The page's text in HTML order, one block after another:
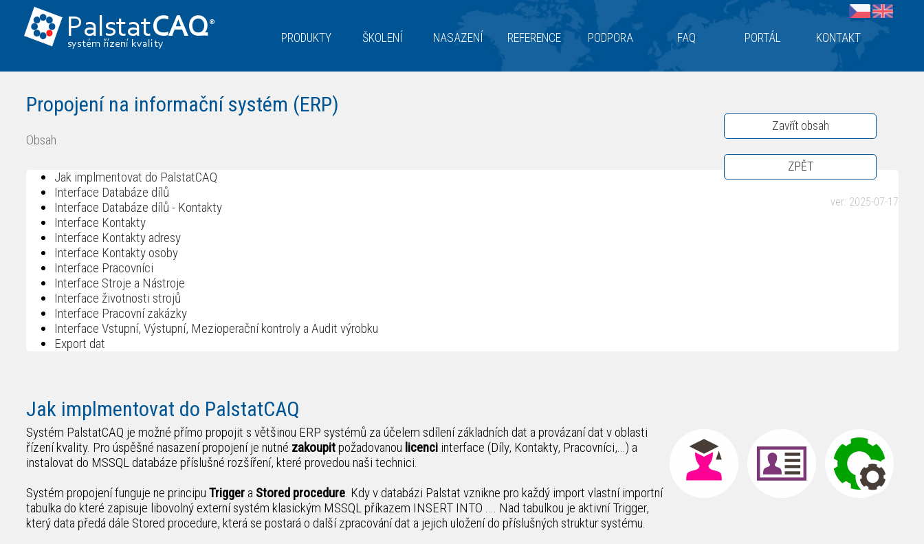
PalstatCAQ®
systém řízení kvality PRODUKTY ŠKOLENÍ NASAZENÍ REFERENCE PODPORA FAQ PORTÁL KONTAKT
Propojení na informační systém (ERP)
Zavřít obsah
ZPĚT
ver: 2025-07-17
Obsah
Jak implmentovat do PalstatCAQ
Interface Databáze dílů
Interface Databáze dílů - Kontakty
Interface Kontakty
Interface Kontakty adresy
Interface Kontakty osoby
Interface Pracovníci
Interface Stroje a Nástroje
Interface životnosti strojů
Interface Pracovní zakázky
Interface Vstupní, Výstupní, Mezioperační kontroly a Audit výrobku
Export dat
Jak implmentovat do PalstatCAQ
Systém PalstatCAQ je možné přímo propojit s většinou ERP systémů za účelem sdílení základních dat a provázaní dat v oblasti
řízení kvality. Pro úspěšné nasazení propojení je nutné zakoupitpožadovanou licenci interface (Díly, Kontakty, Pracovníci,...) a
instalovat do MSSQL databáze příslušné rozšíření, které provedou naši technici.
Systém propojení funguje ne principuTrigger a Stored procedure . Kdy v databázi Palstat vznikne pro každý import vlastní importní
tabulka do které zapisuje libovolný externí systém klasickým MSSQL příkazem INSERT INTO .... Nad tabulkou je aktivní Trigger,
který data předá dále Stored procedure, která se postará o další zpracování dat a jejich uložení do příslušných struktur systému.